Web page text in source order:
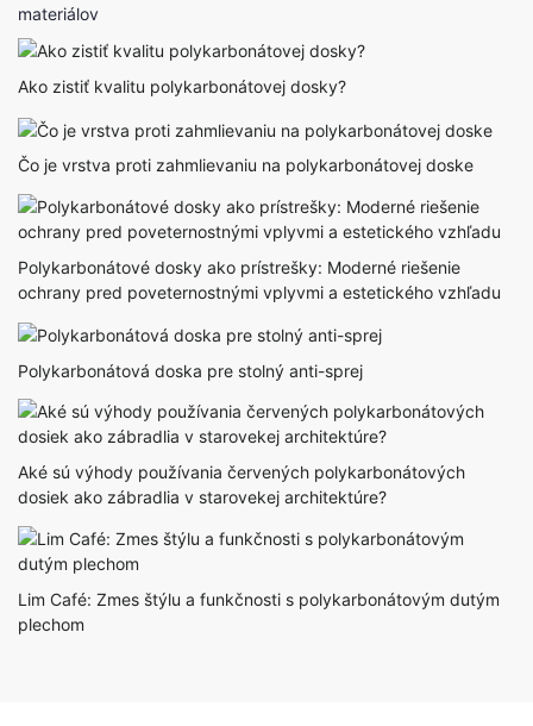
materiálov
Ako zistiť kvalitu polykarbonátovej dosky?
Čo je vrstva proti zahmlievaniu na polykarbonátovej doske
Polykarbonátové dosky ako prístrešky: Moderné riešenie
ochrany pred poveternostnými vplyvmi a estetického vzhľadu
Polykarbonátová doska pre stolný anti-sprej
Aké sú výhody používania červených polykarbonátových
dosiek ako zábradlia v starovekej architektúre?
Lim Café: Zmes štýlu a funkčnosti s polykarbonátovým dutým
plechom